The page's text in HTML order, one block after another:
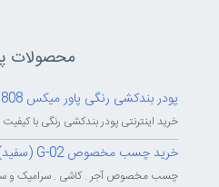
محصولات
پودر بندکشی رنگی پاور میکس 09127511808
خرید چسب مخصوص G-02 (سفید) - چسب...